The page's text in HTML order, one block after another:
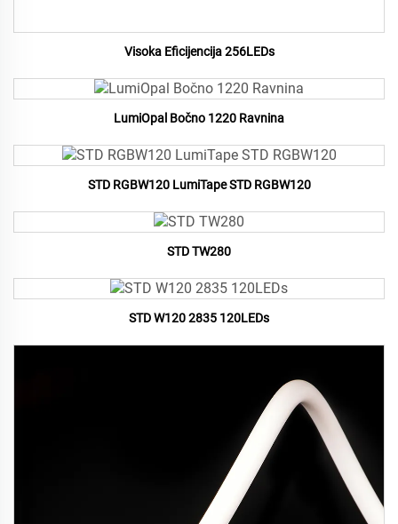
Visoka Eficijencija 256LEDs
LumiOpal Bočno 1220 Ravnina
STD RGBW120 LumiTape STD RGBW120
STD TW280
STD W120 2835 120LEDs